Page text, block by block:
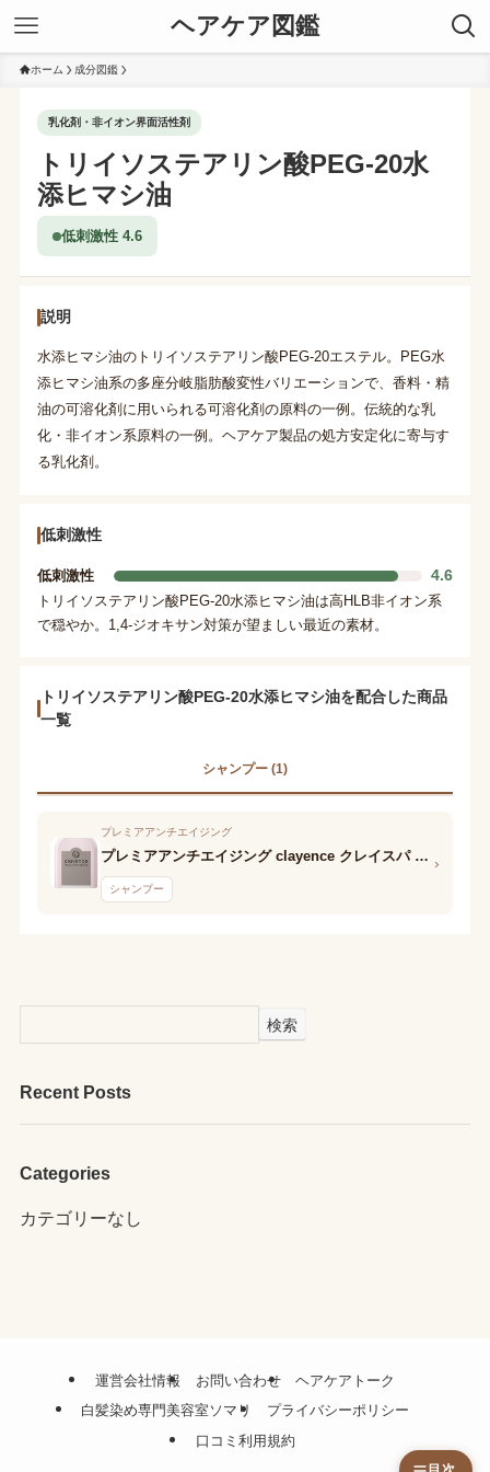
ヘアケア図鑑
ホーム 成分図鑑
乳化剤・非イオン界面活性剤
トリイソステアリン酸PEG-20水
添ヒマシ油
低刺激性 4.6
説明
水添ヒマシ油のトリイソステアリン酸PEG-20エステル。PEG水
添ヒマシ油系の多座分岐脂肪酸変性バリエーションで、香料・精
油の可溶化剤に用いられる可溶化剤の原料の一例。伝統的な乳
化・非イオン系原料の一例。ヘアケア製品の処方安定化に寄与す
る乳化剤。
低刺激性
低刺激性 4.6
トリイソステアリン酸PEG-20水添ヒマシ油は高HLB非イオン系
で穏やか。1,4-ジオキサン対策が望ましい最近の素材。
トリイソステアリン酸PEG-20水添ヒマシ油を配合した商品
一覧
シャンプー (1)
プレミアアンチエイジング
プレミアアンチエイジング clayence クレイスパ カラーケアシャンプー
シャンプー
›
検索
Recent Posts
Categories
カテゴリーなし
運営会社情報 お問い合わせ
ヘアケアトーク
白髪染め専門美容室ソマリ
プライバシーポリシー
口コミ利用規約